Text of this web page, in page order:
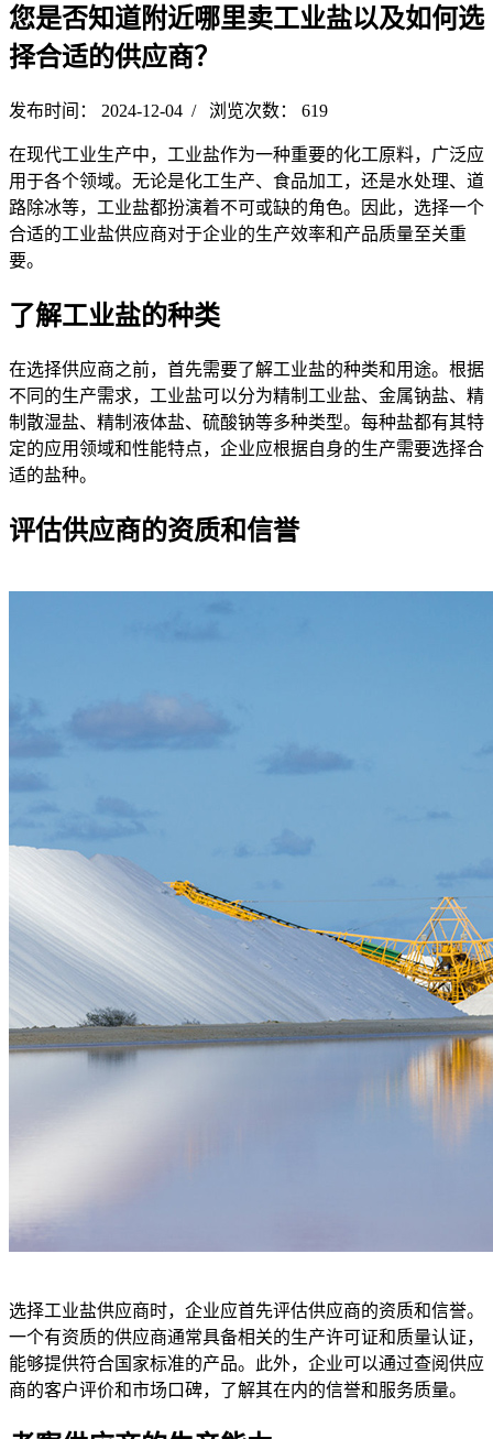
您是否知道附近哪里卖工业盐以及如何选
择合适的供应商？
发布时间： 2024-12-04 / 浏览次数： 619
在现代工业生产中，工业盐作为一种重要的化工原料，广泛应
用于各个领域。无论是化工生产、食品加工，还是水处理、道
路除冰等，工业盐都扮演着不可或缺的角色。因此，选择一个
合适的工业盐供应商对于企业的生产效率和产品质量至关重
要。
了解工业盐的种类
在选择供应商之前，首先需要了解工业盐的种类和用途。根据
不同的生产需求，工业盐可以分为精制工业盐、金属钠盐、精
制散湿盐、精制液体盐、硫酸钠等多种类型。每种盐都有其特
定的应用领域和性能特点，企业应根据自身的生产需要选择合
适的盐种。
评估供应商的资质和信誉
选择工业盐供应商时，企业应首先评估供应商的资质和信誉。
一个有资质的供应商通常具备相关的生产许可证和质量认证，
能够提供符合国家标准的产品。此外，企业可以通过查阅供应
商的客户评价和市场口碑，了解其在内的信誉和服务质量。